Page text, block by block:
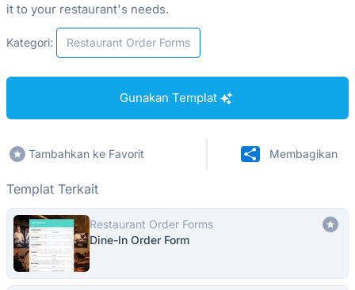
it to your restaurant's needs.
Kategori: Restaurant Order Forms
Gunakan Templat
Tambahkan ke Favorit Membagikan
Templat Terkait
Restaurant Order Forms
Dine-In Order Form